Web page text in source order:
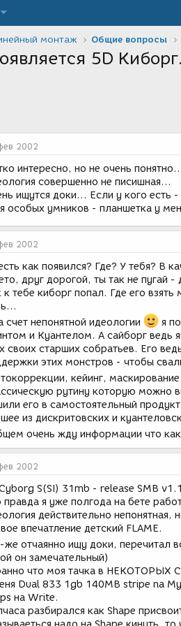
монтаж Общие вопросы
5D
2002
интересно, но не очень
совершенно не писишная...
ищутся доки... Если у кого есть
особых умников - планшетка у
2002
как появился? Где? У тебя? В
друг дорогой, ты так не пугай
к тебе киборг попал. Где его
счет непонятной идеологии
я
и Куантелом. А сайборг ведь
своих старших собратьев. Его
этих монстров - чтобы
кейинг,
рутину которую можно
его в самостоятельный
из дискритовских и
очень жду информации что как
2002
S(SI) 31mb - release SMB v1.1
правда я уже полгода на бете
действительно непонятная,
впечатление детский FLAME.
же отчаянно ищу доки, перечитал
он замечательный)
что моя тачка в НЕКОТОРЫХ
Dual 833 1gb 140MB stripe na
на Write.
разбирался как Shape